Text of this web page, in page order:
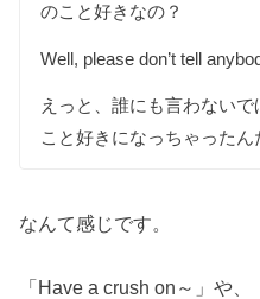
のこと好きなの？
Well, please don’t tell
えっと、誰にも言わない
こと好きになっちゃったん
なんて感じです。
「Have a crush on～」や